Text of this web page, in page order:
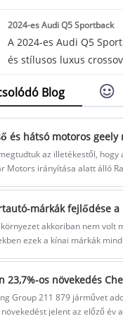
gyorsulással és
páratlan sebességű
technológiai
segítő rendszerekkel,
2024-es Audi Q5 Sportback
A 2024-es Audi Q5
és stílusos luxus
belsővel ötvözi.
Speciális funkcióival és
felületeivel a Q5
választás azok számára,
teljesítmény és a luxus
keresik.
Blog
az illetékestől, hogy
Motors irányítása alatt álló
akkoriban nem volt
ezek a kínai márkák
az időben már nem
az ellenkező irányba
Group 211 879 járművet
jelent az előző év